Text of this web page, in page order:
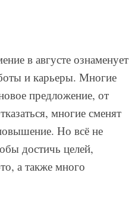
в августе ознаменует
и карьеры. Многие
предложение, от
многие сменят
Но всё не
достичь целей,
а также много